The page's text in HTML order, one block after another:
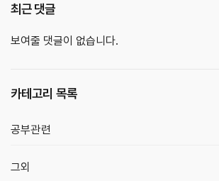
최근 댓글
보여줄 댓글이 없습니다.
카테고리 목록
공부관련
그외